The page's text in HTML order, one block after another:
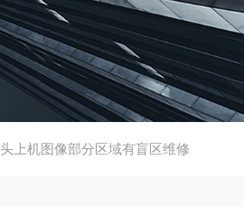
上机图像部分区域有盲区维修